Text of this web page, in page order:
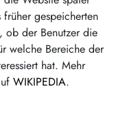
gespeicherten
ob der Benutzer die
welche Bereiche der
hat. Mehr
WIKIPEDIA.